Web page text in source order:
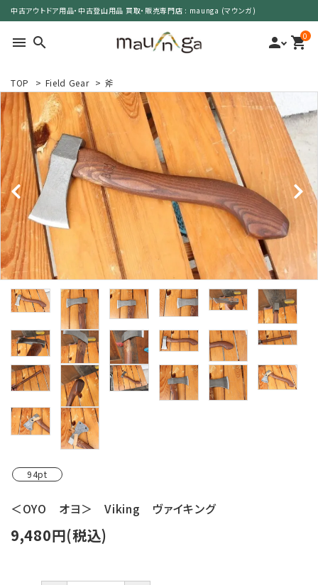
中古アウトドア用品・中古登山用品 買取・販売専門店 : maunga (マウンガ)
menu search person 0
shopping_cart
search
カテゴリーで選ぶ
サイズで選ぶ
特集で選ぶ
価格で選ぶ
買取案内
レンタル・修理
店舗情報
POLICY
INFORMATION
ACCOUNT MENU
ようこそ ゲスト 様
person 新規会員登録
TOP > Field Gear > 斧
94pt
＜OYO オヨ＞ Viking ヴァイキング
9,480円(税込)